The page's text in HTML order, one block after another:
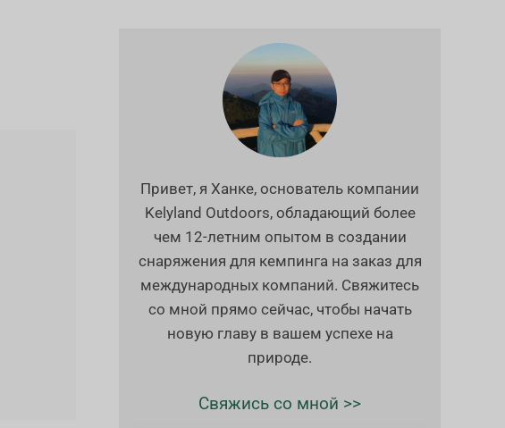
Привет, я Ханке, основатель компании
Kelyland Outdoors, обладающий более
чем 12-летним опытом в создании
снаряжения для кемпинга на заказ для
международных компаний. Свяжитесь
со мной прямо сейчас, чтобы начать
новую главу в вашем успехе на
природе.
Свяжись со мной >>